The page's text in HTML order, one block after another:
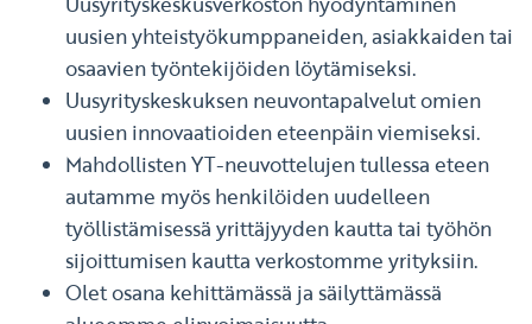
uusien yhteistyökumppaneiden, asiakkaiden tai
osaavien työntekijöiden löytämiseksi.
Uusyrityskeskuksen neuvontapalvelut omien
uusien innovaatioiden eteenpäin viemiseksi.
Mahdollisten YT-neuvottelujen tullessa eteen
autamme myös henkilöiden uudelleen
työllistämisessä yrittäjyyden kautta tai työhön
sijoittumisen kautta verkostomme yrityksiin.
Olet osana kehittämässä ja säilyttämässä